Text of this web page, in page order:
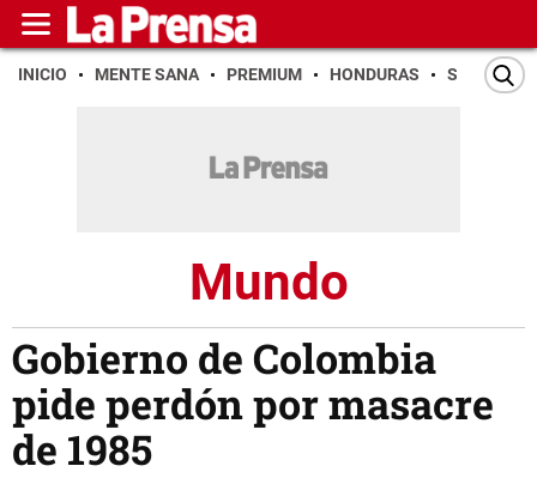
INICIO MENTE SANA PREMIUM HONDURAS SAN PEDRO
Mundo
Gobierno de Colombia
pide perdón por masacre
de 1985